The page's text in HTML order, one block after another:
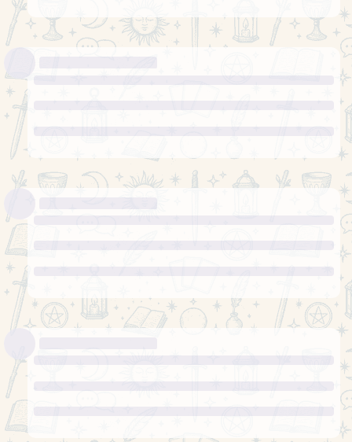
карти все буде добре з самопочуттям. Певно своєю
енергійність Ви й інших надихатимете та
заряджатимете.
здається всі болючі процедури позаду, тільки в СБ було
Олексій
Карта 4 – Перспективи виконання
ваших планів та надій у цей період